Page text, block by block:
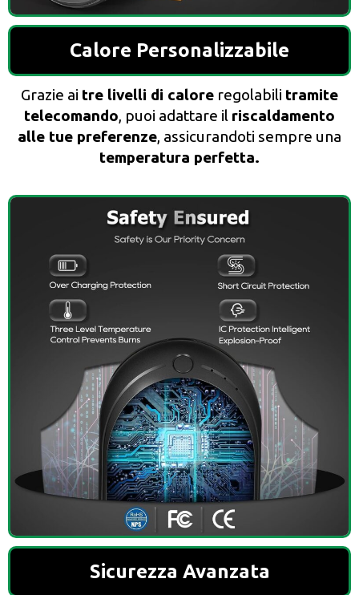
Calore Personalizzabile
Grazie ai tre livelli di calore regolabili tramite
telecomando, puoi adattare il riscaldamento
alle tue preferenze, assicurandoti sempre una
temperatura perfetta.
Sicurezza Avanzata